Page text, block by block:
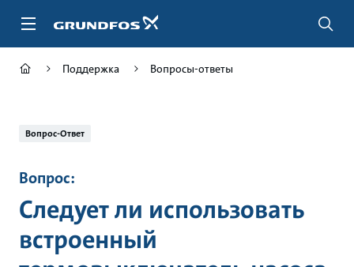
Поддержка Вопросы-ответы
Вопрос-Ответ
Вопрос:
Следует ли использовать
встроенный